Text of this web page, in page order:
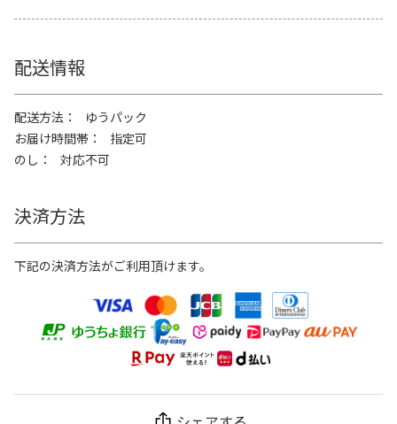
配送情報
配送方法
ゆうパック
お届け時間帯
指定可
のし
対応不可
決済方法
下記の決済方法がご利用頂けます。